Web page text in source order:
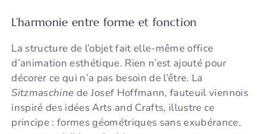
L’harmonie entre forme et fonction
La structure de l’objet fait elle-même office
d’animation esthétique. Rien n’est ajouté pour
décorer ce qui n’a pas besoin de l’être. La
Sitzmaschine de Josef Hoffmann, fauteuil viennois
inspiré des idées Arts and Crafts, illustre ce
principe : formes géométriques sans exubérance,